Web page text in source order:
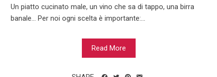
Un piatto cucinato male, un vino che sa di tappo, una birra
banale… Per noi ogni scelta è importante:...
Read More